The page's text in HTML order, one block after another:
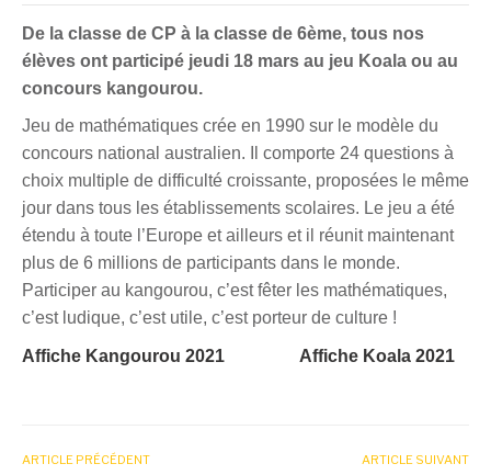
De la classe de CP à la classe de 6ème, tous nos
élèves ont participé jeudi 18 mars au jeu Koala ou au
concours kangourou.
Jeu de mathématiques crée en 1990 sur le modèle du
concours national australien. Il comporte 24 questions à
choix multiple de difficulté croissante, proposées le même
jour dans tous les établissements scolaires. Le jeu a été
étendu à toute l’Europe et ailleurs et il réunit maintenant
plus de 6 millions de participants dans le monde.
Participer au kangourou, c’est fêter les mathématiques,
c’est ludique, c’est utile, c’est porteur de culture !
Affiche Kangourou 2021 Affiche Koala 2021
ARTICLE PRÉCÉDENT ARTICLE SUIVANT